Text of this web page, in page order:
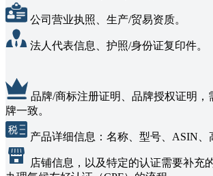
公司营业执照、生产/贸易资质。
法人代表信息、护照/身份证复印件。
品牌/商标注册证明、品牌授权证明，
牌一致。
产品详细信息：名称、型号、ASIN、
店铺信息，以及特定的认证需要补充